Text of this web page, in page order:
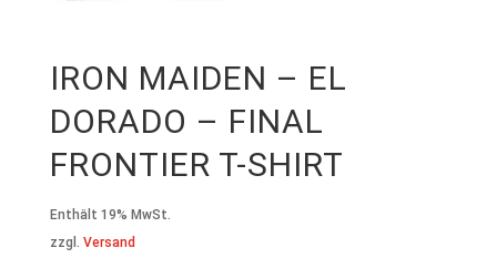
IRON MAIDEN – EL
DORADO – FINAL
FRONTIER T-SHIRT
Enthält 19% MwSt.
zzgl. Versand